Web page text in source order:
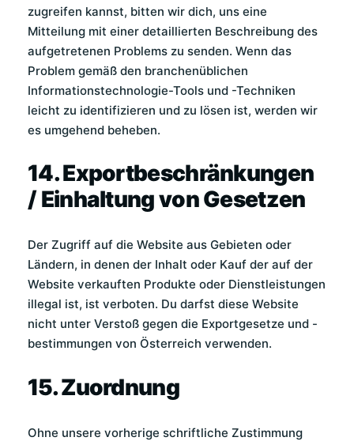
zugreifen kannst, bitten wir dich, uns eine
Mitteilung mit einer detaillierten Beschreibung des
aufgetretenen Problems zu senden. Wenn das
Problem gemäß den branchenüblichen
Informationstechnologie-Tools und -Techniken
leicht zu identifizieren und zu lösen ist, werden wir
es umgehend beheben.
14. Exportbeschränkungen
/ Einhaltung von Gesetzen
Der Zugriff auf die Website aus Gebieten oder
Ländern, in denen der Inhalt oder Kauf der auf der
Website verkauften Produkte oder Dienstleistungen
illegal ist, ist verboten. Du darfst diese Website
nicht unter Verstoß gegen die Exportgesetze und -
bestimmungen von Österreich verwenden.
15. Zuordnung
Ohne unsere vorherige schriftliche Zustimmung